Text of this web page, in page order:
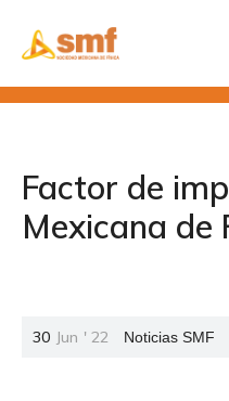
Factor de
Mexicana de
30 Jun ' 22 Noticias SMF